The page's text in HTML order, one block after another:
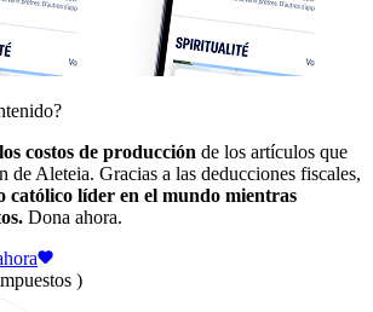
costos de producción de los artículos que
de Aleteia. Gracias a las deducciones fiscales,
católico líder en el mundo mientras
Dona ahora.
)